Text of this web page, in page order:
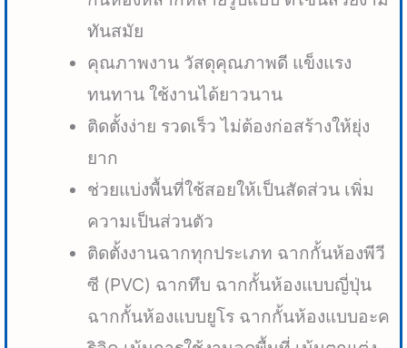
ทันสมัย
คุณภาพงาน วัสดุคุณภาพดี แข็งแรง
ทนทาน ใช้งานได้ยาวนาน
ติดตั้งง่าย รวดเร็ว ไม่ต้องก่อสร้างให้ยุ่ง
ยาก
ช่วยแบ่งพื้นที่ใช้สอยให้เป็นสัดส่วน เพิ่ม
ความเป็นส่วนตัว
ติดตั้งงานฉากทุกประเภท ฉากกั้นห้องพีวี
ซี (PVC) ฉากทึบ ฉากกั้นห้องแบบญี่ปุ่น
ฉากกั้นห้องแบบยูโร ฉากกั้นห้องแบบอะค